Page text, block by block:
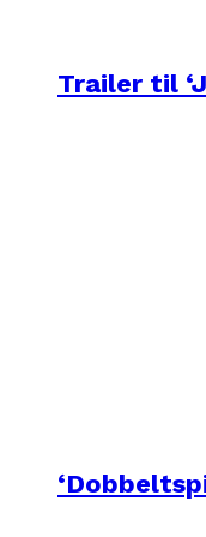
Trailer til